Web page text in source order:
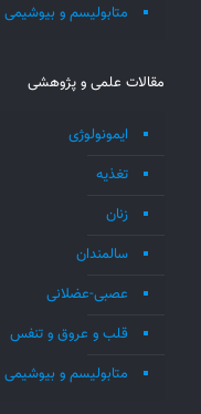
متابولیسم و بیوشیمی
مقالات علمی و پژوهشی
ایمونولوژی
تغذیه
زنان
سالمندان
عصبی-عضلانی
قلب و عروق و تنفس
متابولیسم و بیوشیمی